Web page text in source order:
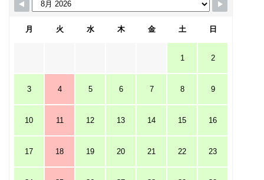
月 火 水 木 金 土 日
1 2
3 4 5 6 7 8 9
10 11 12 13 14 15 16
17 18 19 20 21 22 23